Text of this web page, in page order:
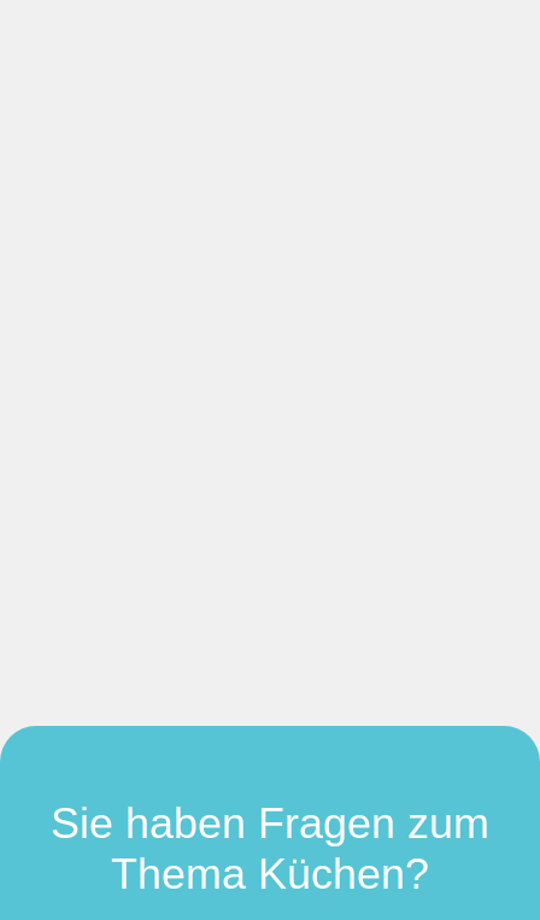
Sie haben Fragen zum
Thema Küchen?